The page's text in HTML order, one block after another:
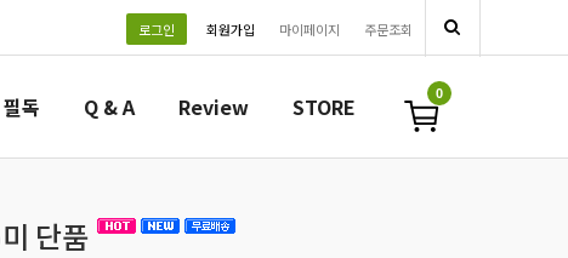
로그인 회원가입 마이페이지 주문조회
독 Q & A Review STORE 0
단품